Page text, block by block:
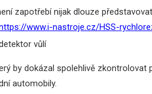
zapotřebí nijak dlouze
www.i-nastroje.cz/HSS-
vůlí
by dokázal spolehlivě
automobily.